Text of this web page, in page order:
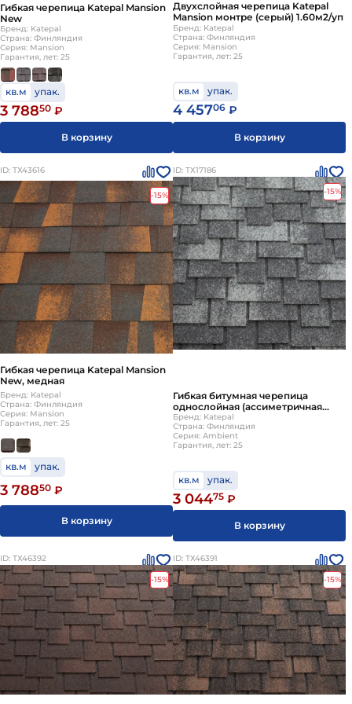
Гибкая черепица Katepal Mansion
New
Бренд: Katepal
Страна: Финляндия
Серия: Mansion
Гарантия, лет: 25
кв.м упак.
3 78850 ₽
В корзину
Двухслойная черепица Katepal
Mansion монтре (серый) 1.60м2/уп
Бренд: Katepal
Страна: Финляндия
Серия: Mansion
Гарантия, лет: 25
кв.м упак.
4 45706 ₽
В корзину
ID: ТХ43616
-15%
Гибкая черепица Katepal Mansion
New, медная
Бренд: Katepal
Страна: Финляндия
Серия: Mansion
Гарантия, лет: 25
кв.м упак.
3 78850 ₽
В корзину
ID: ТХ17186
-15%
Гибкая битумная черепица
однослойная (ассиметричная
прямоугольная нарезка) Katepal
Ambient Серебристый коралл
Бренд: Katepal
Страна: Финляндия
Серия: Ambient
Гарантия, лет: 25
кв.м упак.
3 04475 ₽
В корзину
ID: ТХ46392
-15%
ID: ТХ46391
-15%